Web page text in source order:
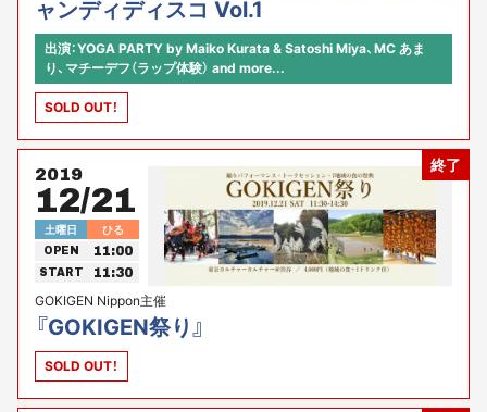
ャンディディスコ Vol.1
出演：YOGA PARTY by Maiko Kurata & Satoshi Miya、MC あま
り、マチーデフ（ラップ体験） and more...
SOLD OUT！
終了
2019
12/21
土曜日 ひる
OPEN 11:00
START 11:30
GOKIGEN Nippon主催
『GOKIGEN祭り』
SOLD OUT！